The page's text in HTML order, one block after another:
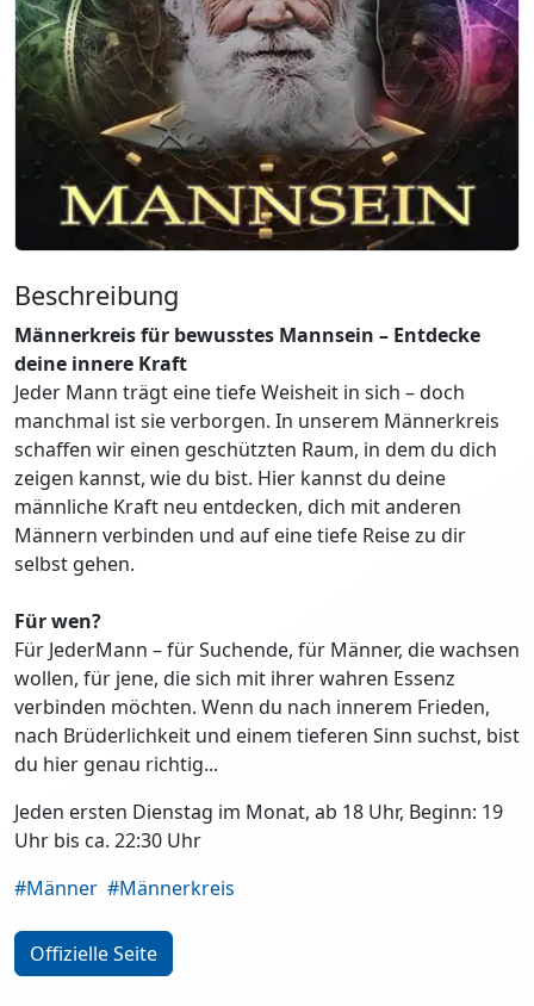
Beschreibung
Männerkreis für bewusstes Mannsein – Entdecke
deine innere Kraft
Jeder Mann trägt eine tiefe Weisheit in sich – doch
manchmal ist sie verborgen. In unserem Männerkreis
schaffen wir einen geschützten Raum, in dem du dich
zeigen kannst, wie du bist. Hier kannst du deine
männliche Kraft neu entdecken, dich mit anderen
Männern verbinden und auf eine tiefe Reise zu dir
selbst gehen.
Für wen?
Für JederMann – für Suchende, für Männer, die wachsen
wollen, für jene, die sich mit ihrer wahren Essenz
verbinden möchten. Wenn du nach innerem Frieden,
nach Brüderlichkeit und einem tieferen Sinn suchst, bist
du hier genau richtig...
Jeden ersten Dienstag im Monat, ab 18 Uhr, Beginn: 19
Uhr bis ca. 22:30 Uhr
#Männer #Männerkreis
Offizielle Seite